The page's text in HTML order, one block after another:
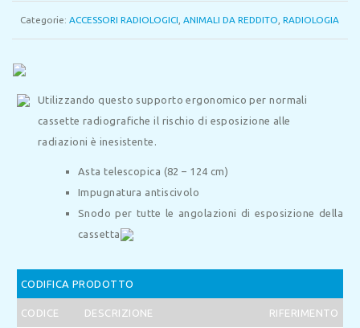
originale
era:
attuale
è:
Categorie: ACCESSORI RADIOLOGICI ANIMALI DA REDDITO RADIOLOGIA
Utilizzando questo supporto ergonomico per normali
cassette radiografiche il rischio di esposizione alle
radiazioni è inesistente.
Asta telescopica (82 – 124 cm)
Impugnatura antiscivolo
Snodo per tutte le angolazioni di esposizione della
cassetta
CODIFICA PRODOTTO
CODICE DESCRIZIONE RIFERIMENTO